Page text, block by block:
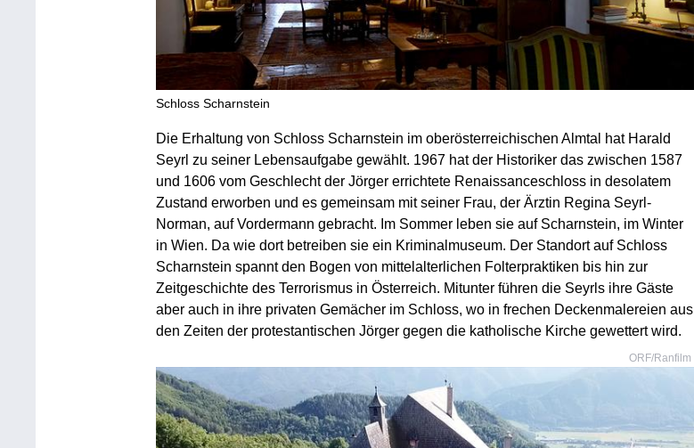
Schloss Scharnstein
Die Erhaltung von Schloss Scharnstein im oberösterreichischen Almtal hat Harald
Seyrl zu seiner Lebensaufgabe gewählt. 1967 hat der Historiker das zwischen 1587
und 1606 vom Geschlecht der Jörger errichtete Renaissanceschloss in desolatem
Zustand erworben und es gemeinsam mit seiner Frau, der Ärztin Regina Seyrl-
Norman, auf Vordermann gebracht. Im Sommer leben sie auf Scharnstein, im Winter
in Wien. Da wie dort betreiben sie ein Kriminalmuseum. Der Standort auf Schloss
Scharnstein spannt den Bogen von mittelalterlichen Folterpraktiken bis hin zur
Zeitgeschichte des Terrorismus in Österreich. Mitunter führen die Seyrls ihre Gäste
aber auch in ihre privaten Gemächer im Schloss, wo in frechen Deckenmalereien aus
den Zeiten der protestantischen Jörger gegen die katholische Kirche gewettert wird.
ORF/Ranfilm